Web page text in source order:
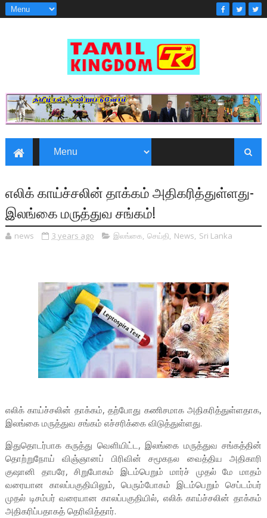
எலிக் காய்ச்சலின் தாக்கம் அதிகரித்துள்ளது-
இலங்கை மருத்துவ சங்கம்!
news 3 years ago இலங்கை, செய்தி, News, Sri Lanka
எலிக் காய்ச்சலின் தாக்கம், தற்போது கணிசமாக அதிகரித்துள்ளதாக,
இலங்கை மருத்துவ சங்கம் எச்சரிக்கை விடுத்துள்ளது.
இதுதொடர்பாக கருத்து வெளியிட்ட, இலங்கை மருத்துவ சங்கத்தின்
தொற்றுநோய் விஞ்ஞானப் பிரிவின் சமூகநல வைத்திய அதிகாரி
குஷானி தாபரே, சிறுபோகம் இடம்பெறும் மார்ச் முதல் மே மாதம்
வரையான காலப்பகுதியிலும், பெரும்போகம் இடம்பெறும் செப்டம்பர்
முதல் டிசம்பர் வரையான காலப்பகுதியில், எலிக் காய்ச்சலின் தாக்கம்
அதிகரிப்பதாகத் தெரிவித்தார்.